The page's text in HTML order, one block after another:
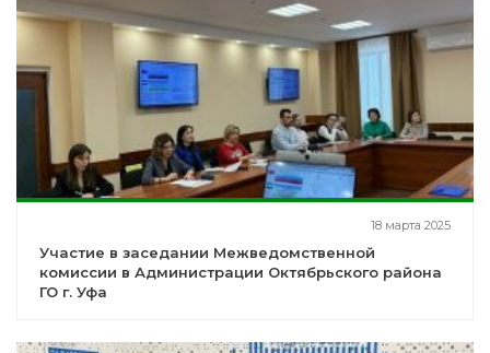
18 марта 2025
Участие в заседании Межведомственной
комиссии в Администрации Октябрьского района
ГО г. Уфа